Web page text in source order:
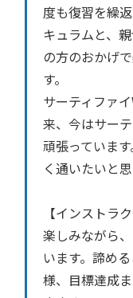
度も復習を繰
キュラムと、
の方のおかげ
す。
サーティファ
来、今はサー
頑張っていま
く通いたいと思
【インストラ
楽しみながら
います。諦め
様、目標達成